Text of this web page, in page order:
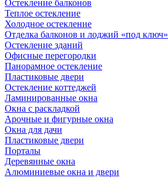
Остекление балконов
Теплое остекление
Холодное остекление
Отделка балконов и лоджий «под ключ»
Остекление зданий
Офисные перегородки
Панорамное остекление
Пластиковые двери
Остекление коттеджей
Ламинированные окна
Окна с раскладкой
Арочные и фигурные окна
Окна для дачи
Пластиковые двери
Порталы
Деревянные окна
Алюминиевые окна и двери